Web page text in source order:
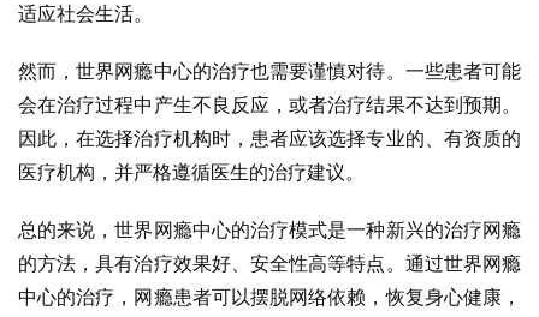
适应社会生活。
然而，世界网瘾中心的治疗也需要谨慎对待。一些患者可能
会在治疗过程中产生不良反应，或者治疗结果不达到预期。
因此，在选择治疗机构时，患者应该选择专业的、有资质的
医疗机构，并严格遵循医生的治疗建议。
总的来说，世界网瘾中心的治疗模式是一种新兴的治疗网瘾
的方法，具有治疗效果好、安全性高等特点。通过世界网瘾
中心的治疗，网瘾患者可以摆脱网络依赖，恢复身心健康，